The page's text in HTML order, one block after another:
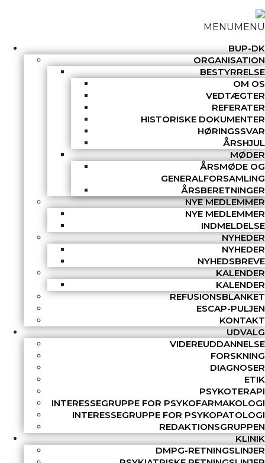
MENUMENU
BUP-DK
ORGANISATION
BESTYRRELSE
OM OS
VEDTÆGTER
REFERATER
HISTORISKE DOKUMENTER
HØRINGSSVAR
ÅRSHJUL
MØDER
ÅRSMØDE OG
GENERALFORSAMLING
ÅRSBERETNINGER
NYE MEDLEMMER
NYE MEDLEMMER
INDMELDELSE
NYHEDER
NYHEDER
NYHEDSBREVE
KALENDER
KALENDER
REFUSIONSBLANKET
ESCAP-PULJEN
KONTAKT
UDVALG
VIDEREUDDANNELSE
FORSKNING
DIAGNOSER
ETIK
PSYKOTERAPI
INTERESSEGRUPPE FOR PSYKOFARMAKOLOGI
INTERESSEGRUPPE FOR PSYKOPATOLOGI
REDAKTIONSGRUPPEN
KLINIK
DMPG-RETNINGSLINJER